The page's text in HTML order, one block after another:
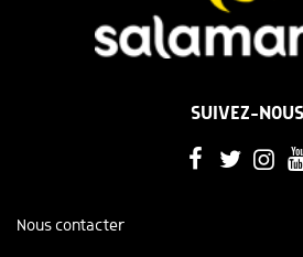
SUIVEZ-NOUS
Nous contacter